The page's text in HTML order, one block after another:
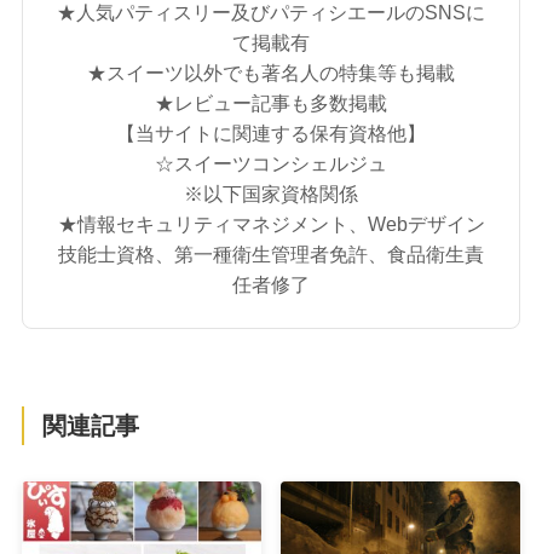
★人気パティスリー及びパティシエールのSNSに
て掲載有
★スイーツ以外でも著名人の特集等も掲載
★レビュー記事も多数掲載
【当サイトに関連する保有資格他】
☆スイーツコンシェルジュ
※以下国家資格関係
★情報セキュリティマネジメント、Webデザイン
技能士資格、第一種衛生管理者免許、食品衛生責
任者修了
関連記事